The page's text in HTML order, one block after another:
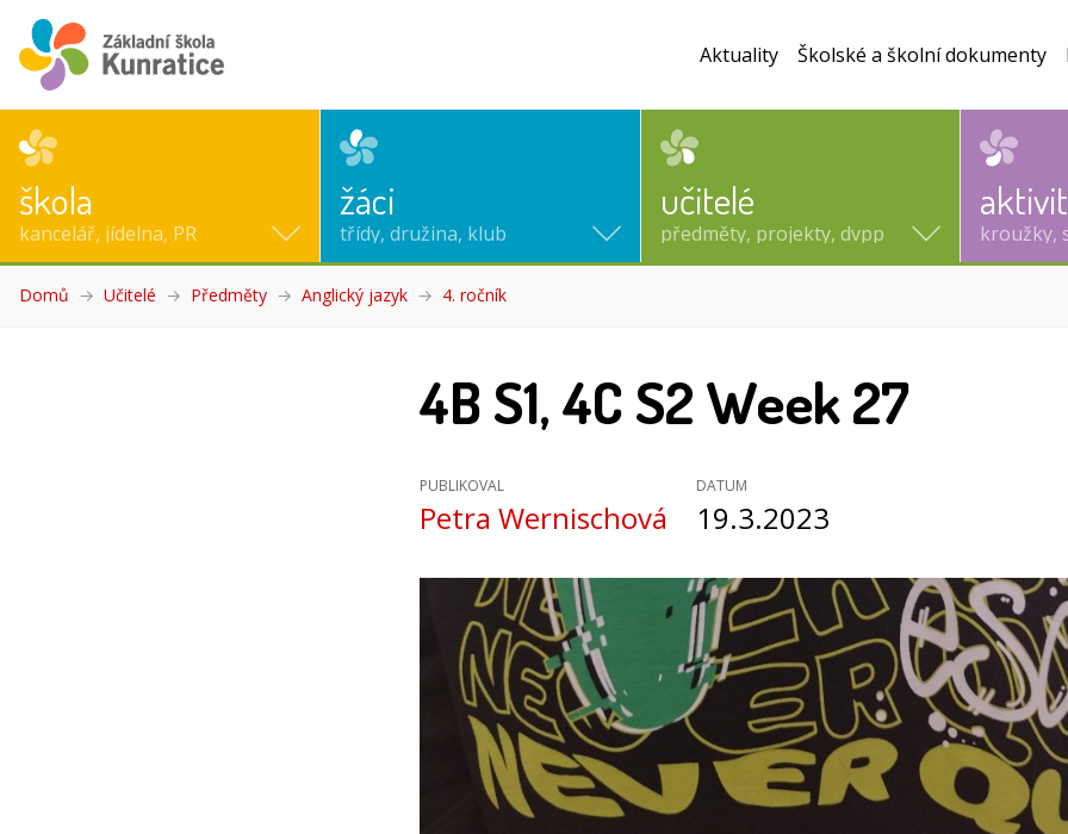
škola
kancelář, jídelna, PR
žáci
třídy, družina, klub
učitelé
předměty, projekty, dvpp kroužky,
Aktuality Školské a školní dokumenty
Domů Učitelé Předměty Anglický jazyk 4. ročník
4B S1, 4C S2 Week 27
PUBLIKOVAL
Petra Wernischová
DATUM
19.3.2023